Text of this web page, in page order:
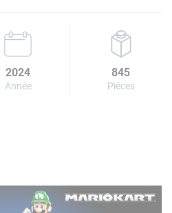
2024
Année
845
Pièces